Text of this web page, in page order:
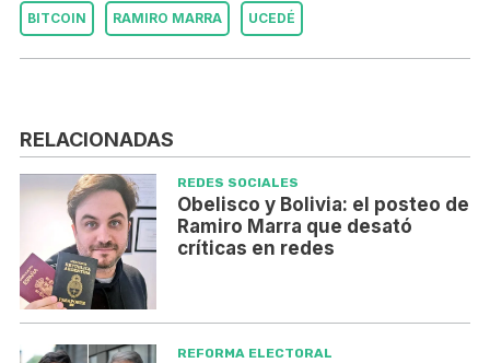
BITCOIN RAMIRO MARRA UCEDÉ
RELACIONADAS
REDES SOCIALES
Obelisco y Bolivia: el posteo de
Ramiro Marra que desató
críticas en redes
REFORMA ELECTORAL